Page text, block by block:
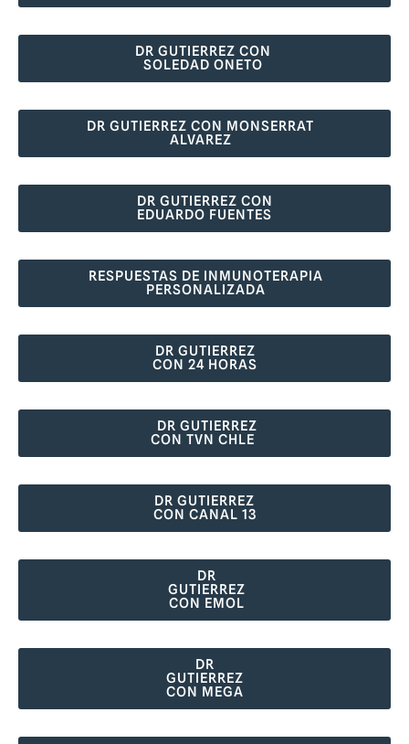
DR GUTIERREZ CON
SOLEDAD ONETO
DR GUTIERREZ CON MONSERRAT
ALVAREZ
DR GUTIERREZ CON
EDUARDO FUENTES
RESPUESTAS DE INMUNOTERAPIA
PERSONALIZADA
DR GUTIERREZ
CON 24 HORAS
DR GUTIERREZ
CON TVN CHLE
DR GUTIERREZ
CON CANAL 13
DR
GUTIERREZ
CON EMOL
DR
GUTIERREZ
CON MEGA